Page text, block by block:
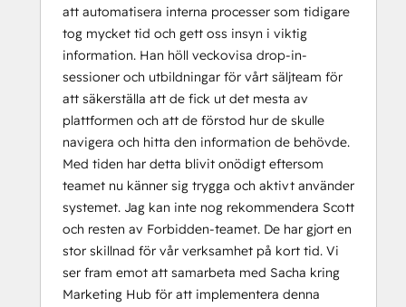
att automatisera interna processer som tidigare
tog mycket tid och gett oss insyn i viktig
information. Han höll veckovisa drop-in-
sessioner och utbildningar för vårt säljteam för
att säkerställa att de fick ut det mesta av
plattformen och att de förstod hur de skulle
navigera och hitta den information de behövde.
Med tiden har detta blivit onödigt eftersom
teamet nu känner sig trygga och aktivt använder
systemet. Jag kan inte nog rekommendera Scott
och resten av Forbidden-teamet. De har gjort en
stor skillnad för vår verksamhet på kort tid. Vi
ser fram emot att samarbeta med Sacha kring
Marketing Hub för att implementera denna